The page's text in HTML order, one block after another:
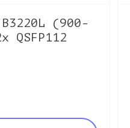
(900-
QSFP112